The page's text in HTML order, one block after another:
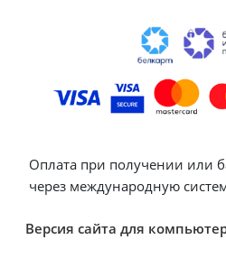
Оплата при получении или
через международную
Версия сайта для